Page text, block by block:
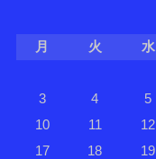
月
火 水
3
4 5
10
11 12
17
18 19